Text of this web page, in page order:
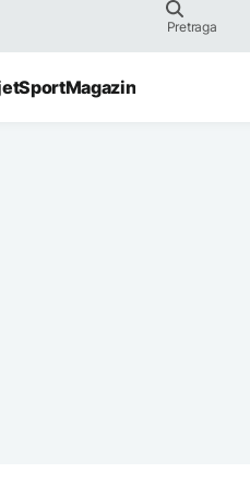
SportMagazin